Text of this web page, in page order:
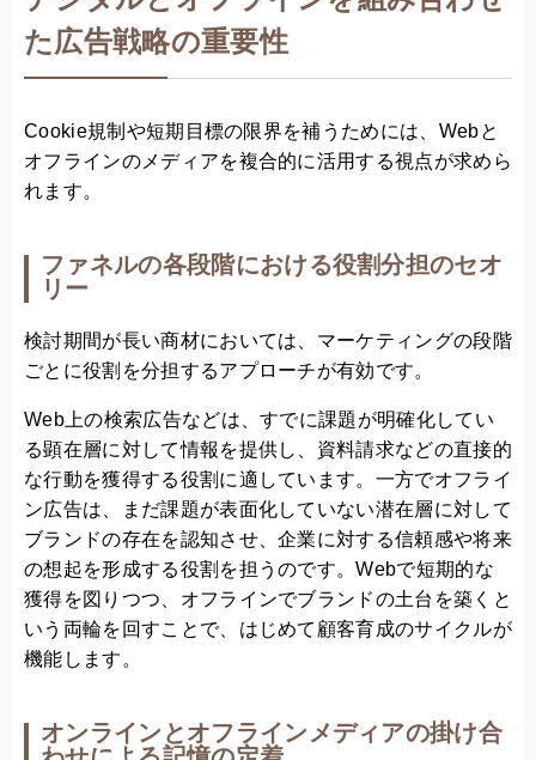
た広告戦略の重要性
Cookie規制や短期目標の限界を補うためには、Webと
オフラインのメディアを複合的に活用する視点が求めら
れます。
ファネルの各段階における役割分担のセオ
リー
検討期間が長い商材においては、マーケティングの段階
ごとに役割を分担するアプローチが有効です。
Web上の検索広告などは、すでに課題が明確化してい
る顕在層に対して情報を提供し、資料請求などの直接的
な行動を獲得する役割に適しています。一方でオフライ
ン広告は、まだ課題が表面化していない潜在層に対して
ブランドの存在を認知させ、企業に対する信頼感や将来
の想起を形成する役割を担うのです。Webで短期的な
獲得を図りつつ、オフラインでブランドの土台を築くと
いう両輪を回すことで、はじめて顧客育成のサイクルが
機能します。
オンラインとオフラインメディアの掛け合